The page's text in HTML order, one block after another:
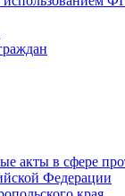
акты в сфере
Федерации